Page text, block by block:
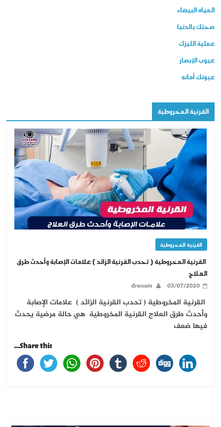
المياه البيضاء
صحتك بالدنيا
عملية الليزك
عيوب الإبصار
عيونك أمانه
القرنية المخروطية
القرنية المخروطية
القرنية المخروطية ( تحدب القرنية الزائد ) علامات الإصابة وأحدث طرق
العلاج
03/07/2020
dressam
القرنية المخروطية ( تحدب القرنية الزائد ) علامات الإصابة
وأحدث طرق العلاج القرنية المخروطية هي حالة مرضية يحدث
فيها ضعف
Share this...